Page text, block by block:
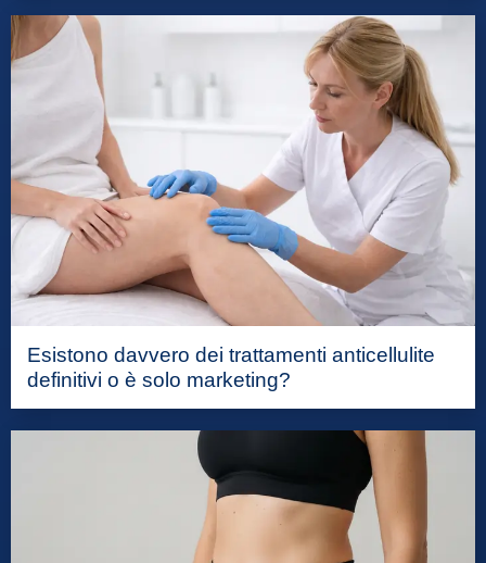
Esistono davvero dei trattamenti anticellulite
definitivi o è solo marketing?